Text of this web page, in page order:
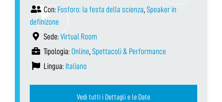
Con: Fosforo: la festa della scienza, Speaker in
definizone
Sede: Virtual Room
Tipologia: Online, Spettacoli & Performance
Lingua: Italiano
Vedi tutti i Dettagli e le Date